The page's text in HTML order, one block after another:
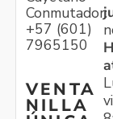
Conmutador:
+57 (601)
7965150
VENTA
NILLA